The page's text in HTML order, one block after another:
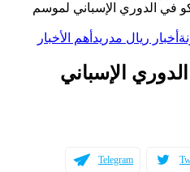
في الدوري الإسباني لموسم
أخبار ريال مدريد أهم الأخبار
الإسباني
Telegram